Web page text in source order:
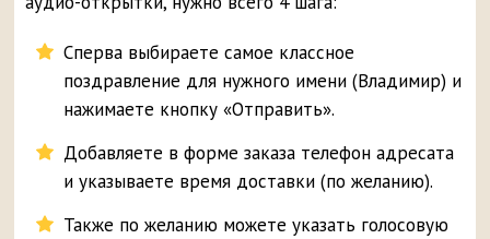
Сперва выбираете самое классное
поздравление для нужного имени (Владимир) и
нажимаете кнопку «Отправить».
Добавляете в форме заказа телефон адресата
и указываете время доставки (по желанию).
Также по желанию можете указать голосовую